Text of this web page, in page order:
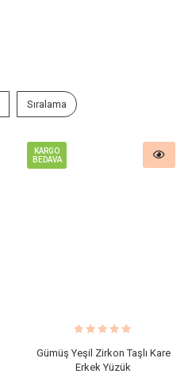
Sıralama
KARGO
BEDAVA
Gümüş Yeşil Zirkon Taşlı Kare
Erkek Yüzük